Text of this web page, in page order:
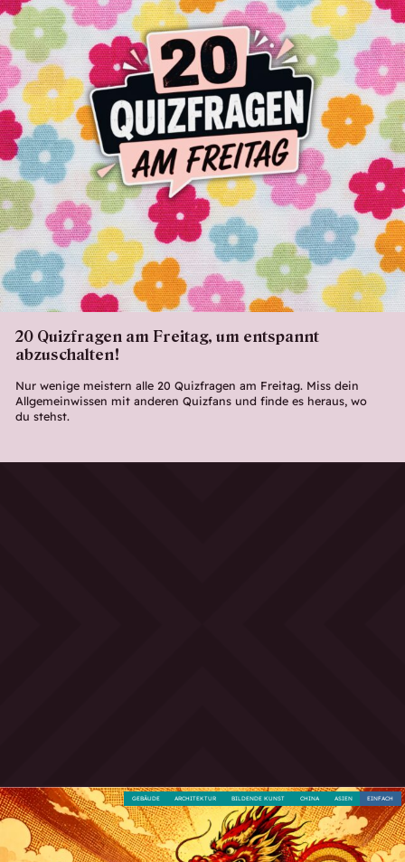
20 Quizfragen am Freitag, um entspannt
abzuschalten!
Nur wenige meistern alle 20 Quizfragen am Freitag. Miss dein
Allgemeinwissen mit anderen Quizfans und finde es heraus, wo
du stehst.
EINFACH
ASIEN
CHINA
BILDENDE KUNST
ARCHITEKTUR
GEBÄUDE